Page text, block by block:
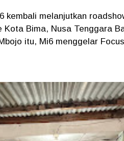
kembali melanjutkan
Kota Bima, Nusa Tenggara
itu, Mi6 menggelar